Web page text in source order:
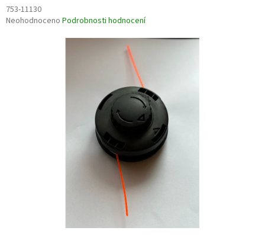
753-11130
Průměrné
Neohodnoceno Podrobnosti hodnocení